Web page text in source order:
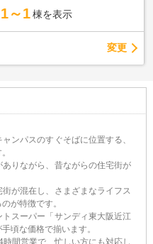
1～1 棟を表示
変更
ンパスのすぐそばに位置する、
りながら、昔ながらの住宅街が
が混在し、さまざまなライフス
が特徴です。
スーパー「サンディ東大阪近江
頃な価格で揃います。